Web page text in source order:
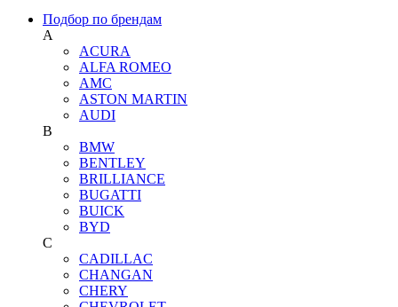
Подбор по брендам
A
ACURA
ALFA ROMEO
AMC
ASTON MARTIN
AUDI
B
BMW
BENTLEY
BRILLIANCE
BUGATTI
BUICK
BYD
C
CADILLAC
CHANGAN
CHERY